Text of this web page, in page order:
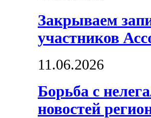
Закрываем
участников
11.06.2026
Борьба с
новостей